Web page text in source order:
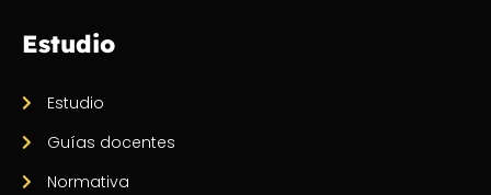
Estudio
Estudio
Guías docentes
Normativa